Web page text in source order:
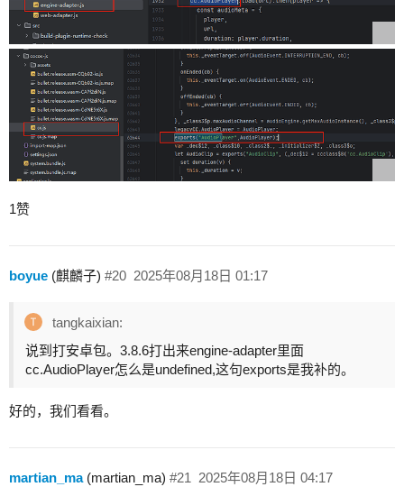
1赞
boyue (麒麟子) 2025年08月18日 01:17
#20
tangkaixian:
说到打安卓包。3.8.6打出来engine-adapter里面
cc.AudioPlayer怎么是undefined,这句exports是我补的。
好的，我们看看。
martian_ma(martian_ma) 2025年08月18日 04:17
#21